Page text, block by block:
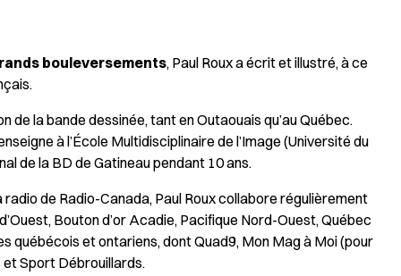
bouleversements, Paul Roux a écrit et illustré, à ce
de la bande dessinée, tant en Outaouais qu’au Québec.
à l’École Multidisciplinaire de l’Image (Université du
de la BD de Gatineau pendant 10 ans.
de Radio-Canada, Paul Roux collabore régulièrement
Bouton d’or Acadie, Pacifique Nord-Ouest, Québec
québécois et ontariens, dont Quad9, Mon Mag à Moi (pour
et Sport Débrouillards.